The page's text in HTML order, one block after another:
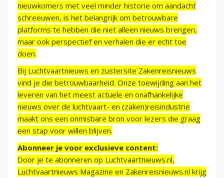
nieuwkomers met veel minder historie om aandacht
schreeuwen, is het belangrijk om betrouwbare
platforms te hebben die niet alleen nieuws brengen,
maar ook perspectief en verhalen die er echt toe
doen.
Bij Luchtvaartnieuws en zustersite Zakenreisnieuws
vind je die betrouwbaarheid. Onze toewijding aan het
leveren van het meest actuele en onafhankelijke
nieuws over de luchtvaart- en (zaken)reisindustrie
maakt ons een onmisbare bron voor lezers die graag
een stap voor willen blijven.
Abonneer je voor exclusieve content:
Door je te abonneren op Luchtvaartnieuws.nl,
Luchtvaartnieuws Magazine en Zakenreisnieuws.nl krijg